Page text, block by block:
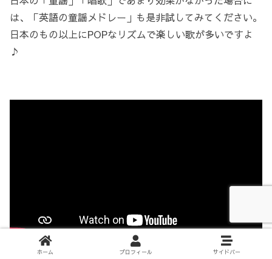
は、「英語の童謡メドレー」も是非試してみてください。
日本のもの以上にPOPなリズムで楽しい歌が多いですよ
♪
ホーム プロフィール サイドバー